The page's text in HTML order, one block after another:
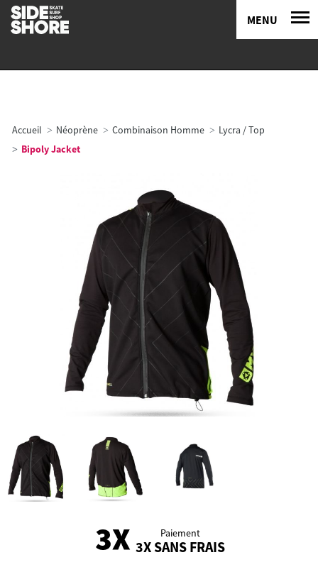
MENU
Accueil Néoprène Combinaison Homme
Lycra / Top
Bipoly Jacket
Paiement
3X SANS FRAIS